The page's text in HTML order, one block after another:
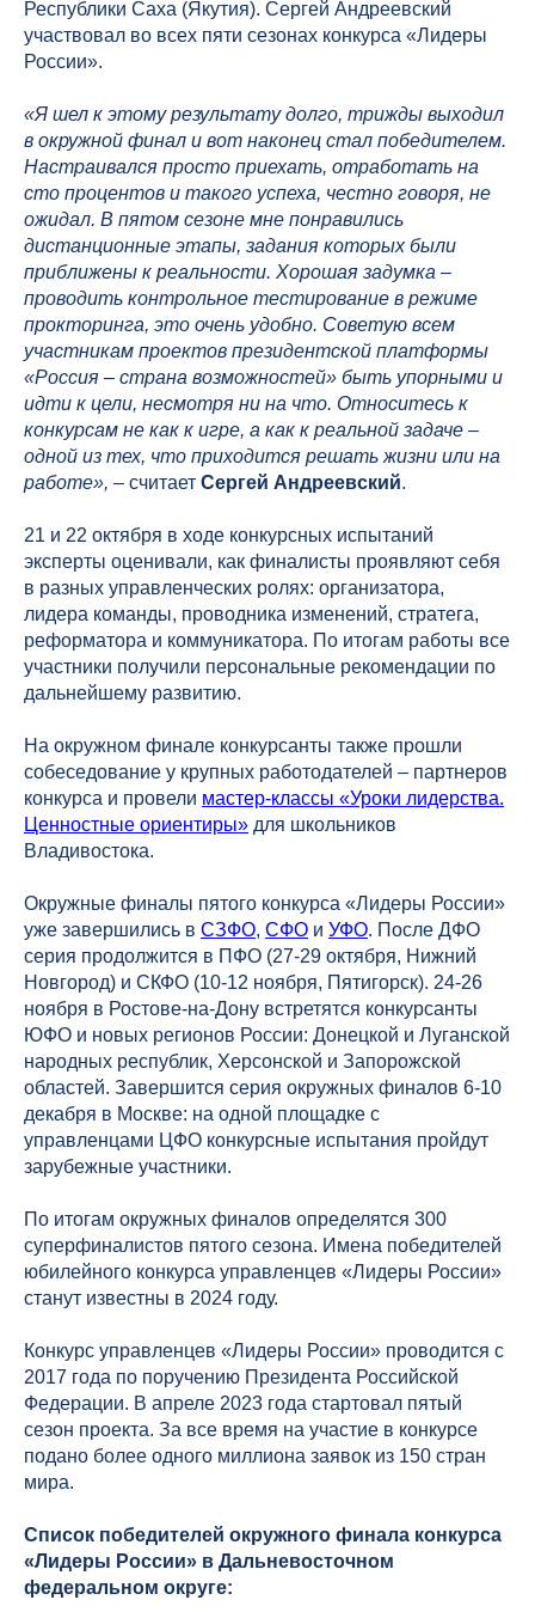
Республики Саха (Якутия). Сергей Андреевский
участвовал во всех пяти сезонах конкурса «Лидеры
России».
«Я шел к этому результату долго, трижды выходил
в окружной финал и вот наконец стал победителем.
Настраивался просто приехать, отработать на
сто процентов и такого успеха, честно говоря, не
ожидал. В пятом сезоне мне понравились
дистанционные этапы, задания которых были
приближены к реальности. Хорошая задумка –
проводить контрольное тестирование в режиме
прокторинга, это очень удобно. Советую всем
участникам проектов президентской платформы
«Россия – страна возможностей» быть упорными и
идти к цели, несмотря ни на что. Относитесь к
конкурсам не как к игре, а как к реальной задаче –
одной из тех, что приходится решать жизни или на
работе», – считает Сергей Андреевский.
21 и 22 октября в ходе конкурсных испытаний
эксперты оценивали, как финалисты проявляют себя
в разных управленческих ролях: организатора,
лидера команды, проводника изменений, стратега,
реформатора и коммуникатора. По итогам работы все
участники получили персональные рекомендации по
дальнейшему развитию.
На окружном финале конкурсанты также прошли
собеседование у крупных работодателей – партнеров
конкурса и провели мастер-классы «Уроки лидерства.
Ценностные ориентиры» для школьников
Владивостока.
Окружные финалы пятого конкурса «Лидеры России»
уже завершились в СЗФО, СФО и УФО. После ДФО
серия продолжится в ПФО (27-29 октября, Нижний
Новгород) и СКФО (10-12 ноября, Пятигорск). 24-26
ноября в Ростове-на-Дону встретятся конкурсанты
ЮФО и новых регионов России: Донецкой и Луганской
народных республик, Херсонской и Запорожской
областей. Завершится серия окружных финалов 6-10
декабря в Москве: на одной площадке с
управленцами ЦФО конкурсные испытания пройдут
зарубежные участники.
По итогам окружных финалов определятся 300
суперфиналистов пятого сезона. Имена победителей
юбилейного конкурса управленцев «Лидеры России»
станут известны в 2024 году.
Конкурс управленцев «Лидеры России» проводится с
2017 года по поручению Президента Российской
Федерации. В апреле 2023 года стартовал пятый
сезон проекта. За все время на участие в конкурсе
подано более одного миллиона заявок из 150 стран
мира.
Список победителей окружного финала конкурса
«Лидеры России» в Дальневосточном
федеральном округе: